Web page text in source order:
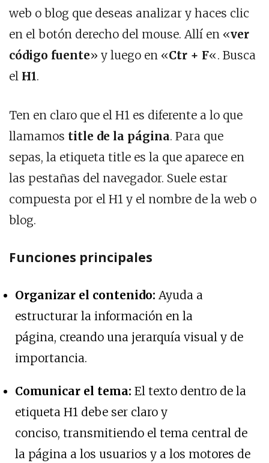
web o blog que deseas analizar y haces clic
en el botón derecho del mouse. Allí en «ver
código fuente» y luego en «Ctr + F«. Busca
el H1.
Ten en claro que el H1 es diferente a lo que
llamamos title de la página. Para que
sepas, la etiqueta title es la que aparece en
las pestañas del navegador. Suele estar
compuesta por el H1 y el nombre de la web o
blog.
Funciones principales
Organizar el contenido: Ayuda a
estructurar la información en la
página, creando una jerarquía visual y de
importancia.
Comunicar el tema: El texto dentro de la
etiqueta H1 debe ser claro y
conciso, transmitiendo el tema central de
la página a los usuarios y a los motores de